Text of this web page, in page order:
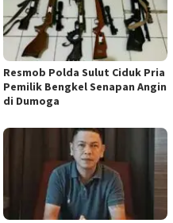
Resmob Polda Sulut Ciduk Pria
Pemilik Bengkel Senapan Angin
di Dumoga